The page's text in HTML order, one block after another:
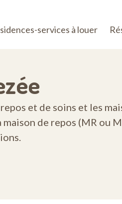
services à louer
et de soins et les
de repos (MR ou